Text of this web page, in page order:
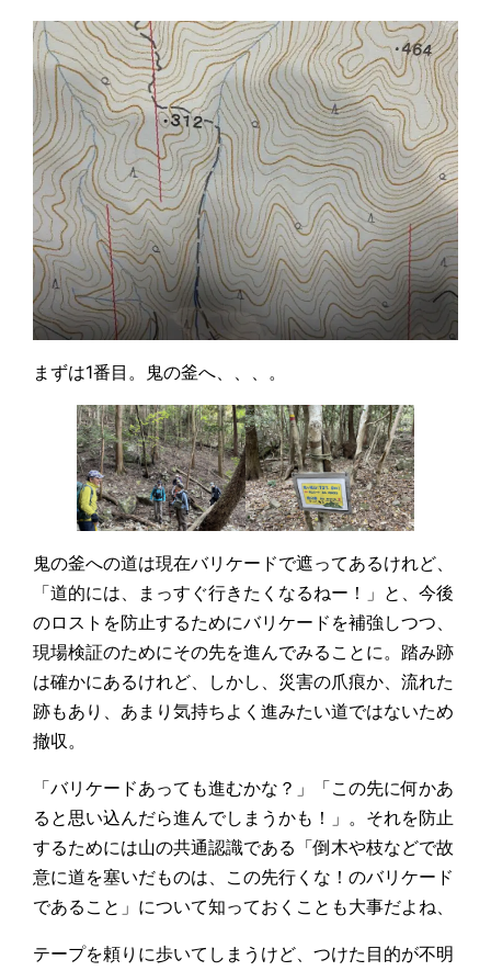
まずは1番目。鬼の釜へ、、、。
鬼の釜への道は現在バリケードで遮ってあるけれど、
「道的には、まっすぐ行きたくなるねー！」と、今後
のロストを防止するためにバリケードを補強しつつ、
現場検証のためにその先を進んでみることに。踏み跡
は確かにあるけれど、しかし、災害の爪痕か、流れた
跡もあり、あまり気持ちよく進みたい道ではないため
撤収。
「バリケードあっても進むかな？」「この先に何かあ
ると思い込んだら進んでしまうかも！」。それを防止
するためには山の共通認識である「倒木や枝などで故
意に道を塞いだものは、この先行くな！のバリケード
であること」について知っておくことも大事だよね、
テープを頼りに歩いてしまうけど、つけた目的が不明